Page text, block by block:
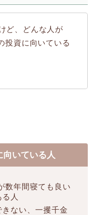
ど、どんな人が
投資に向いている
いている人
数年間寝ても良い
人
ない、一攫千金